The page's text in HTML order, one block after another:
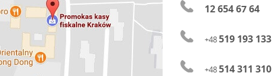
12 654 67 64
+48519 193 133
+48514 311 310